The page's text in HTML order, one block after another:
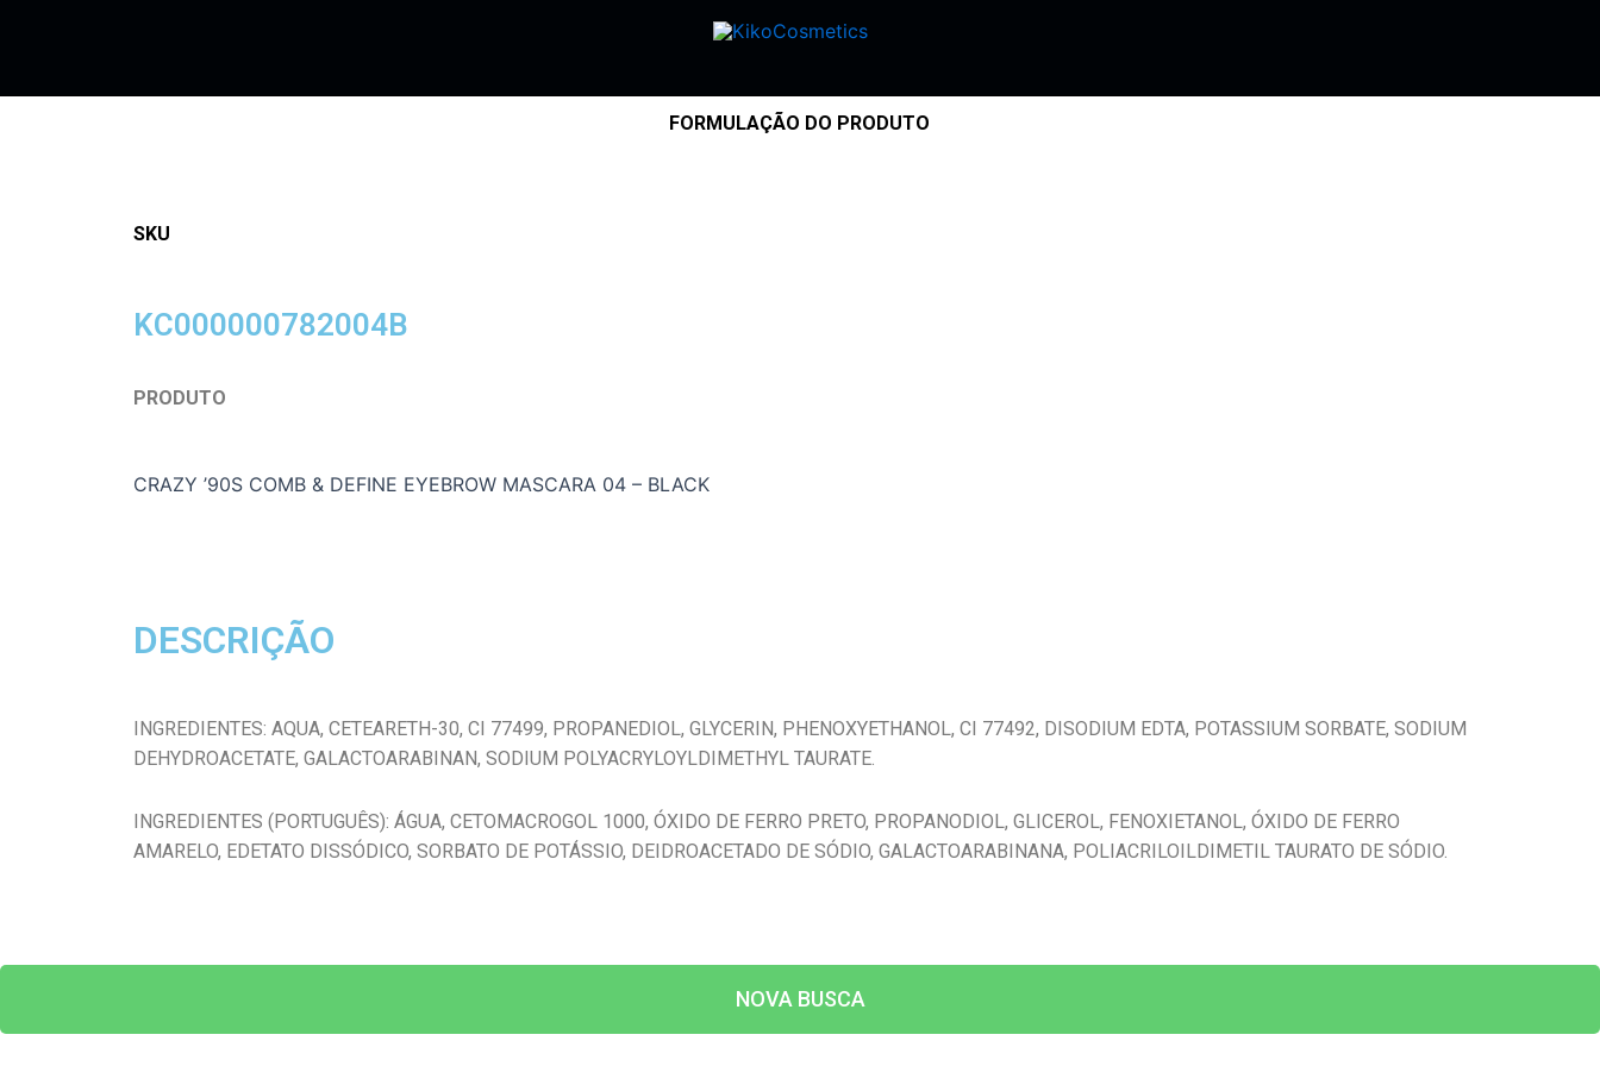
FORMULAÇÃO DO PRODUTO
SKU
KC000000782004B
PRODUTO
CRAZY ’90S COMB & DEFINE EYEBROW MASCARA 04 – BLACK
DESCRIÇÃO
INGREDIENTES: AQUA, CETEARETH-30, CI 77499, PROPANEDIOL, GLYCERIN, PHENOXYETHANOL, CI 77492, DISODIUM EDTA, POTASSIUM SORBATE, SODIUM
DEHYDROACETATE, GALACTOARABINAN, SODIUM POLYACRYLOYLDIMETHYL TAURATE.
INGREDIENTES (PORTUGUÊS): ÁGUA, CETOMACROGOL 1000, ÓXIDO DE FERRO PRETO, PROPANODIOL, GLICEROL, FENOXIETANOL, ÓXIDO DE FERRO
AMARELO, EDETATO DISSÓDICO, SORBATO DE POTÁSSIO, DEIDROACETADO DE SÓDIO, GALACTOARABINANA, POLIACRILOILDIMETIL TAURATO DE SÓDIO.
NOVA BUSCA